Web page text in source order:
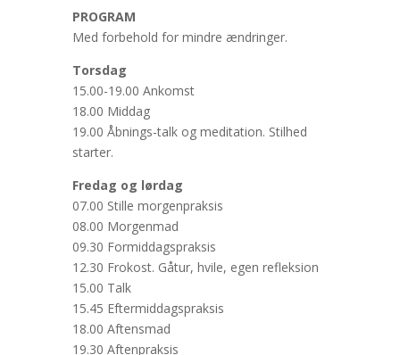
PROGRAM
Med forbehold for mindre ændringer.
Torsdag
15.00-19.00 Ankomst
18.00 Middag
19.00 Åbnings-talk og meditation. Stilhed
starter.
Fredag og lørdag
07.00 Stille morgenpraksis
08.00 Morgenmad
09.30 Formiddagspraksis
12.30 Frokost. Gåtur, hvile, egen refleksion
15.00 Talk
15.45 Eftermiddagspraksis
18.00 Aftensmad
19.30 Aftenpraksis